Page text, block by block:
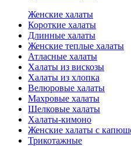
Женские халаты
Короткие халаты
Длинные халаты
Женские теплые халаты
Атласные халаты
Халаты из вискозы
Халаты из хлопка
Велюровые халаты
Махровые халаты
Шелковые халаты
Халаты-кимоно
Женские халаты с
Трикотажные